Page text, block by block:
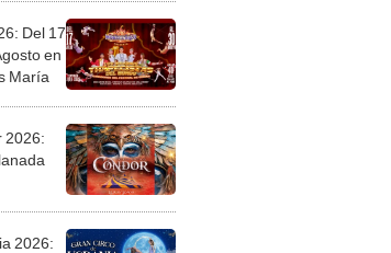
Del 17
en
María
2026:
2026: